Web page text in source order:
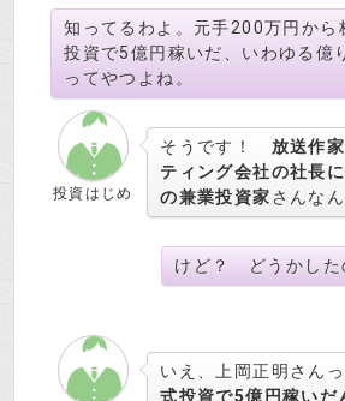
知ってるわよ。元手200万円から
投資で5億円稼いだ、いわゆる億
ってやつよね。
投資はじめ
そうです！ 放送作
ティング会社の社長
の兼業投資家さんな
けど？ どうかした
いえ、上岡正明さん
式投資で5億円稼いだ